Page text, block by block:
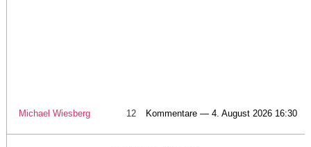
Michael Wiesberg 12 Kommentare — 4. August 2026 16:30